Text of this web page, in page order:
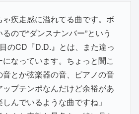
疾走感に溢れてる曲です。ボ
ので“ダンスナンバー”という
のCD『D.D.』とは、また違っ
なっています。ちょっと聞こ
音とか弦楽器の音、ピアノの音
プテンポなんだけど余裕があ
んでいるような曲ですね」